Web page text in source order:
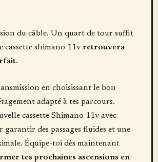
du câble. Un quart de tour suffit
cassette shimano 11v retrouvera
.
en choisissant le bon
adapté à tes parcours.
cassette Shimano 11v avec
garantir des passages fluides et une
Équipe-toi dès maintenant
tes prochaines ascensions en